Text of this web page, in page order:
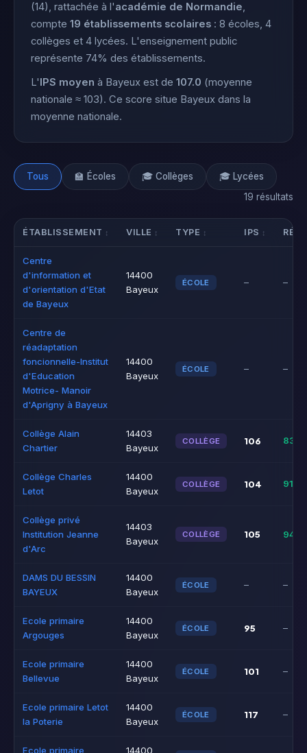
(14), rattachée à l'académie de Normandie,
compte 19 établissements scolaires : 8 écoles, 4
collèges et 4 lycées. L'enseignement public
représente 74% des établissements.
L'IPS moyen à Bayeux est de 107.0 (moyenne
nationale ≈ 103). Ce score situe Bayeux dans la
moyenne nationale.
Tous 🏫 Écoles 🎓 Collèges
🎓 Lycées
19 résultats
ÉTABLISSEMENT VILLE TYPE IPS
Centre
d'information et
d'orientation d'Etat
de Bayeux
14400
Bayeux
ÉCOLE – –
Centre de
réadaptation
foncionnelle-Institut
d'Education
Motrice- Manoir
d'Aprigny à Bayeux
14400
Bayeux
ÉCOLE – –
Collège Alain
Chartier
14403
Bayeux
COLLÈGE 106 83%
Collège Charles
Letot
14400
Bayeux
COLLÈGE 104 91%
Collège privé
Institution Jeanne
d'Arc
14403
Bayeux
COLLÈGE 105 94%
DAMS DU BESSIN
BAYEUX
14400
Bayeux
ÉCOLE – –
Ecole primaire
Argouges
14400
Bayeux
ÉCOLE 95 –
Ecole primaire
Bellevue
14400
Bayeux
ÉCOLE 101 –
Ecole primaire Letot
la Poterie
14400
Bayeux
ÉCOLE 117 –
Ecole primaire 14400